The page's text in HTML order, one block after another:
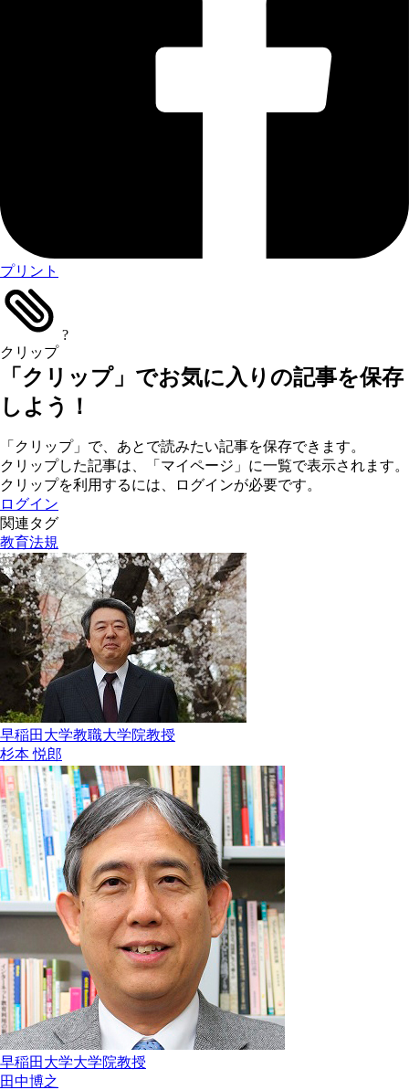
プリント
クリップ
?
「クリップ」でお気に入りの記事を保存
しよう！
「クリップ」で、あとで読みたい記事を保存できます。
クリップした記事は、「マイページ」に一覧で表示されます。
クリップを利用するには、ログインが必要です。
ログイン
関連タグ
教育法規
早稲田大学教職大学院教授
杉本 悦郎
早稲田大学大学院教授
田中博之